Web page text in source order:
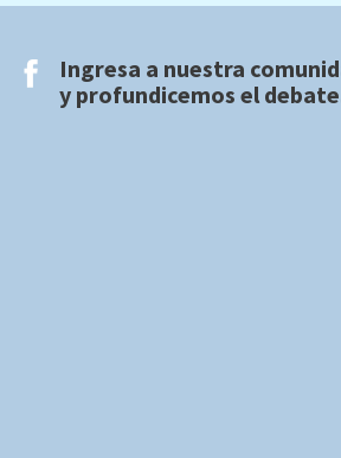
Ingresa a nuestra
y profundicemos el